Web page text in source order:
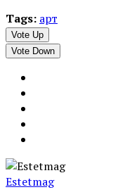
Tags: арт
Vote Up
Vote Down
Estetmag